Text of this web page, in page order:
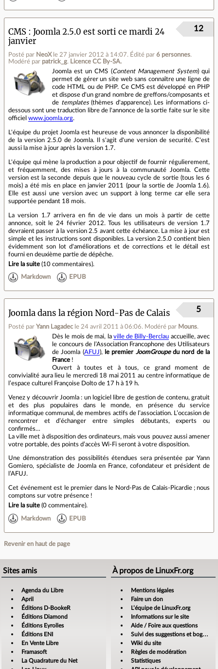
CMS : Joomla 2.5.0 est sorti ce mardi 24
janvier
Posté par NeoX le 27 janvier 2012 à 14:07. Édité par 6 personnes.
Modéré par patrick_g. Licence CC By‑SA.
12
Joomla est un CMS (Content Management System) qui
permet de gérer un site web sans connaître une ligne de
code HTML ou de PHP. Ce CMS est développé en PHP
et dispose d'un grand nombre de greffons/composants et
de templates(thèmes d'apparence). Les informations ci-
dessous sont une traduction libre de l'annonce de la sortie faite sur le site
officiel www.joomla.org.
L'équipe du projet Joomla est heureuse de vous annoncer la disponibilité
de la version 2.5.0 de Joomla. Il s'agit d'une version de securité. C'est
aussi la mise à jour après la version 1.7.
L'équipe qui mène la production a pour objectif de fournir régulierement,
et fréquemment, des mises à jours à la communauté Joomla. Cette
version est la seconde depuis que le nouveau cycle de sortie (tous les 6
mois) a été mis en place en janvier 2011 (pour la sortie de Joomla 1.6).
Elle est aussi une version avec un support à long terme car elle sera
supportée pendant 18 mois.
La version 1.7 arrivera en fin de vie dans un mois à partir de cette
annonce, soit le 24 février 2012. Tous les utilisateurs de version 1.7
devraient passer à la version 2.5 avant cette échéance. La mise à jour est
simple et les instructions sont disponibles. La version 2.5.0 contient bien
évidemment son lot d'améliorations et de corrections et le détail est
fourni en deuxième partie de dépêche.
Lire la suite (10 commentaires).
Markdown EPUB
Joomla dans la région Nord‐Pas de Calais
Posté par Yann Lagadec le 24 avril 2011 à 06:06. Modéré par Mouns.
5
Dès le mois de mai, la ville de Billy‐Berclau accueille, avec
le concours de l’Association Francophone des Utilisateurs
de Joomla (AFUJ), le premier JoomGroupedu nord de la
France !
Ouvert à toutes et à tous, ce grand moment de
convivialité aura lieu le mercredi 18 mai 2011 au centre informatique de
l’espace culturel Françoise Dolto de 17 h à 19 h.
Venez y découvrir Joomla : un logiciel libre de gestion de contenu, gratuit
et des plus populaires dans le monde, en présence du service
informatique communal, de membres actifs de l’association. L’occasion de
rencontrer et d’échanger entre simples débutants, experts ou
confirmés…
La ville met à disposition des ordinateurs, mais vous pouvez aussi amener
votre portable, des points d’accès Wi‐Fi seront à votre disposition.
Une démonstration des possibilités étendues sera présentée par Yann
Gomiero, spécialiste de Joomla en France, cofondateur et président de
l’AFUJ.
Cet événement est le premier dans le Nord-Pas de Calais-Picardie ; nous
comptons sur votre présence !
Lire la suite (0 commentaire).
Markdown EPUB
Revenir en haut de page
Sites amis
Agenda du Libre
April
Éditions D-BookeR
Éditions Diamond
Éditions Eyrolles
Éditions ENI
En Vente Libre
Framasoft
La Quadrature du Net
À propos de LinuxFr.org
Mentions légales
Faire un don
L’équipe de LinuxFr.org
Informations sur le site
Aide / Foire aux questions
Suivi des suggestions et bogues
Wiki du site
Règles de modération
Statistiques